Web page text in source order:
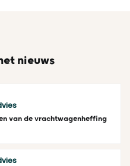
nieuws
van de vrachtwagenheffing